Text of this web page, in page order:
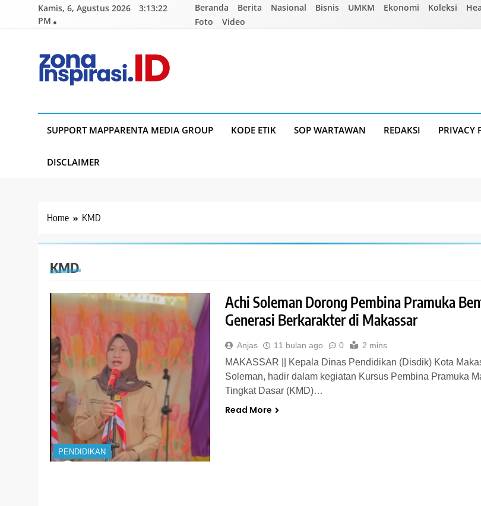
Kamis, 6, Agustus 2026
3:13:22
PM
Beranda Berita Nasional Bisnis UMKM Ekonomi Koleksi
Foto
Video
SUPPORT MAPPARENTA MEDIA GROUP KODE ETIK SOP WARTAWAN REDAKSI PRIVACY
DISCLAIMER
Home KMD
KMD
PENDIDIKAN
Achi Soleman Dorong Pembina Pramuka
Generasi Berkarakter di Makassar
Anjas 11 bulan ago 0 2 mins
MAKASSAR || Kepala Dinas Pendidikan (Disdik) Kota
Soleman, hadir dalam kegiatan Kursus Pembina Pramuka
Tingkat Dasar (KMD)…
Read More